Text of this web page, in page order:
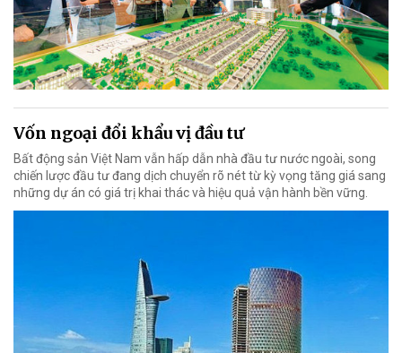
Vốn ngoại đổi khẩu vị đầu tư
Bất động sản Việt Nam vẫn hấp dẫn nhà đầu tư nước ngoài, song
chiến lược đầu tư đang dịch chuyển rõ nét từ kỳ vọng tăng giá sang
những dự án có giá trị khai thác và hiệu quả vận hành bền vững.